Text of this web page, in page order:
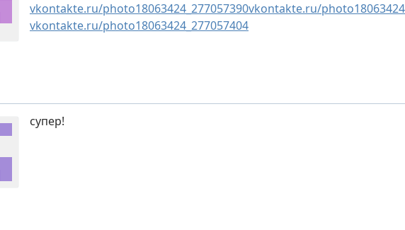
vkontakte.ru/photo18063424_277057390vkontakte.ru/
vkontakte.ru/photo18063424_277057404
супер!